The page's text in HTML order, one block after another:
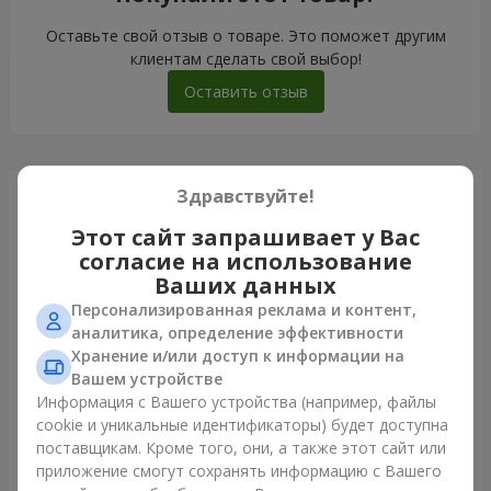
Оставьте свой отзыв о товаре. Это поможет другим
клиентам сделать свой выбор!
Оставить отзыв
Только что доставили
Букет из 35 красных роз
Здравствуйте!
Этот сайт запрашивает у Вас
согласие на использование
Ваших данных
Персонализированная реклама и контент,
аналитика, определение эффективности
Хранение и/или доступ к информации на
Вашем устройстве
Информация с Вашего устройства (например, файлы
cookie и уникальные идентификаторы) будет доступна
поставщикам. Кроме того, они, а также этот сайт или
приложение смогут сохранять информацию с Вашего